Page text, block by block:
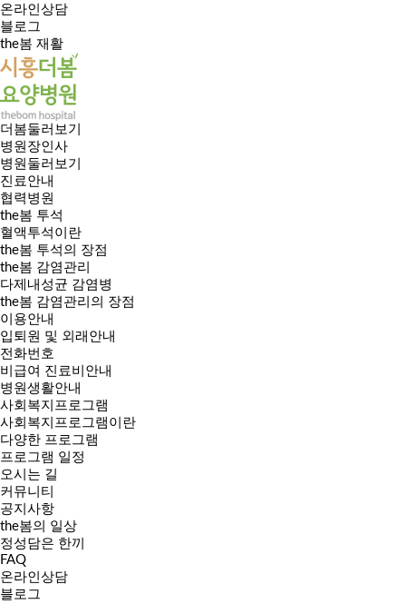
온라인상담
블로그
the봄 재활
더봄둘러보기
병원장인사
병원둘러보기
진료안내
협력병원
the봄 투석
혈액투석이란
the봄 투석의 장점
the봄 감염관리
다제내성균 감염병
the봄 감염관리의 장점
이용안내
입퇴원 및 외래안내
전화번호
비급여 진료비안내
병원생활안내
사회복지프로그램
사회복지프로그램이란
다양한 프로그램
프로그램 일정
오시는 길
커뮤니티
공지사항
the봄의 일상
정성담은 한끼
FAQ
온라인상담
블로그